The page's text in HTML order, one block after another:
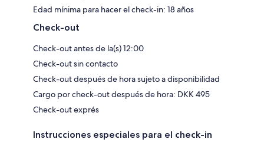
Edad mínima para hacer el check-in: 18 años
Check-out
Check-out antes de la(s) 12:00
Check-out sin contacto
Check-out después de hora sujeto a disponibilidad
Cargo por check-out después de hora: DKK 495
Check-out exprés
Instrucciones especiales para el check-in